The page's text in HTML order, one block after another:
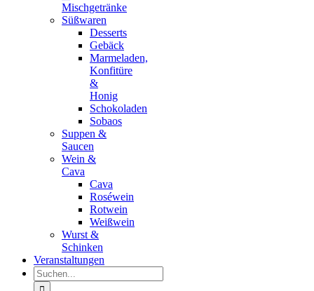
Mischgetränke
Süßwaren
Desserts
Gebäck
Marmeladen,
Konfitüre
&
Honig
Schokoladen
Sobaos
Suppen &
Saucen
Wein &
Cava
Cava
Roséwein
Rotwein
Weißwein
Wurst &
Schinken
Veranstaltungen
Suche
nach: